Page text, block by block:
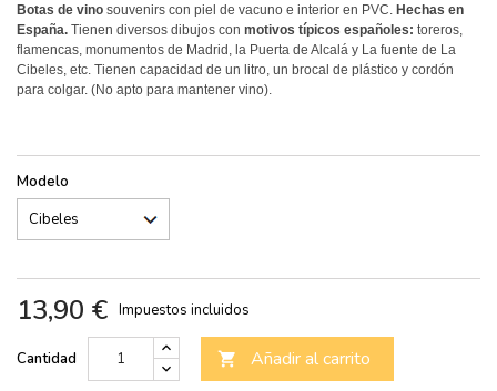
Botas de vino souvenirs con piel de vacuno e interior en PVC. Hechas en
España. Tienen diversos dibujos con motivos típicos españoles: toreros,
flamencas, monumentos de Madrid, la Puerta de Alcalá y La fuente de La
Cibeles, etc. Tienen capacidad de un litro, un brocal de plástico y cordón
para colgar. (No apto para mantener vino).
Modelo
13,90 € Impuestos incluidos
Cantidad  Añadir al carrito